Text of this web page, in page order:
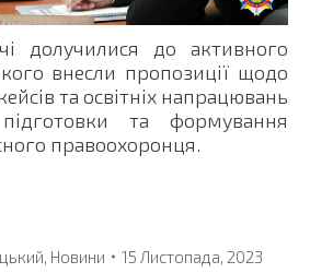
долучилися до активного
внесли пропозиції щодо
та освітніх напрацювань
та формування
правоохоронця.
, Новини 15 Листопада, 2023